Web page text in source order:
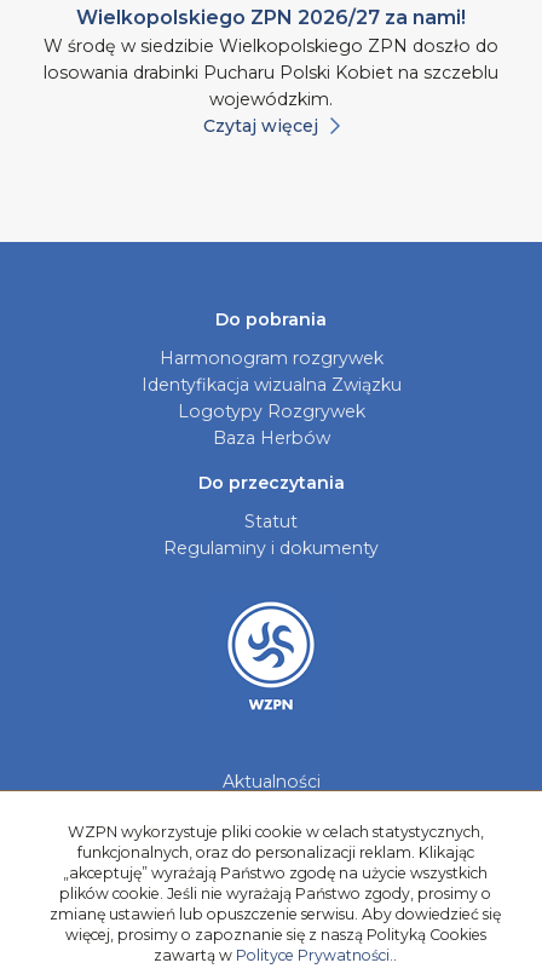
Wielkopolskiego ZPN 2026/27 za nami!
W środę w siedzibie Wielkopolskiego ZPN doszło do
losowania drabinki Pucharu Polski Kobiet na szczeblu
wojewódzkim.
Czytaj więcej
Do pobrania
Harmonogram rozgrywek
Identyfikacja wizualna Związku
Logotypy Rozgrywek
Baza Herbów
Do przeczytania
Statut
Regulaminy i dokumenty
Aktualności
Kontakt
Kadry Regionów
Program Grantowy
Dziewczyny do Piłki
WZPN wykorzystuje pliki cookie w celach statystycznych,
funkcjonalnych, oraz do personalizacji reklam. Klikając
„akceptuję” wyrażają Państwo zgodę na użycie wszystkich
plików cookie. Jeśli nie wyrażają Państwo zgody, prosimy o
zmianę ustawień lub opuszczenie serwisu. Aby dowiedzieć się
więcej, prosimy o zapoznanie się z naszą Polityką Cookies
zawartą w Polityce Prywatności..